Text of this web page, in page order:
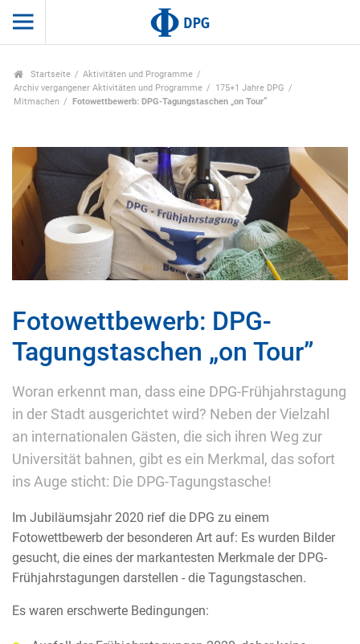
Startseite
Aktivitäten und Programme
Archiv vergangener Aktivitäten und Programme
175+1 Jahre DPG
Mitmachen
Fotowettbewerb: DPG-Tagungstaschen „on Tour”
Fotowettbewerb: DPG-
Tagungstaschen „on Tour”
Woran erkennt man, dass eine DPG-Frühjahrstagung
in der Stadt ausgerichtet wird? Neben der Vielzahl
an internationalen Gästen, die sich ihren Weg zur
Universität bahnen, gibt es ein Merkmal, das sofort
ins Auge sticht: Die DPG-Tagungstasche!
Im Jubiläumsjahr 2020 rief die DPG zu einem
Fotowettbewerb der besonderen Art auf: Es wurden Bilder
gesucht, die eines der markantesten Merkmale der DPG-
Frühjahrstagungen darstellen - die Tagungstaschen.
Es waren erschwerte Bedingungen: